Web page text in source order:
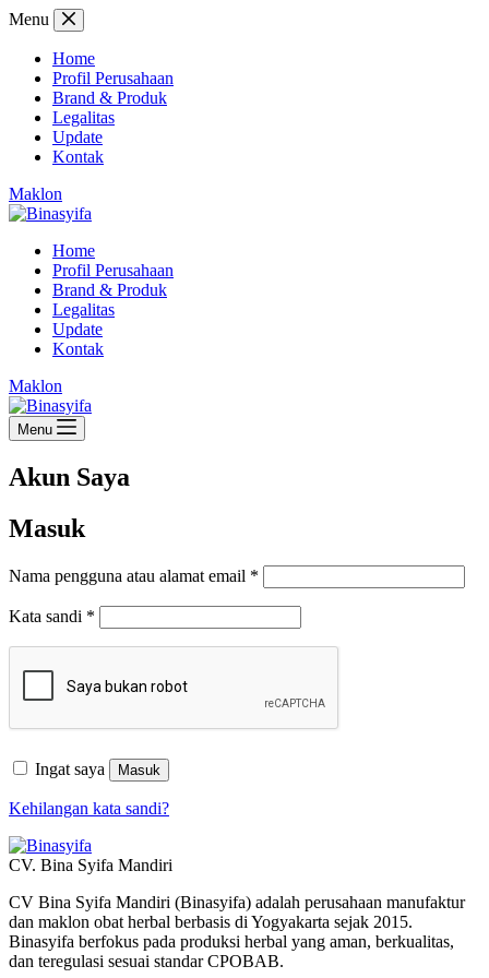
Skip
content
Menu
Home
Profil Perusahaan
Brand & Produk
Legalitas
Update
Kontak
Maklon
Home
Profil Perusahaan
Brand & Produk
Legalitas
Update
Kontak
Maklon
Menu
Akun Saya
Masuk
Nama pengguna atau alamat email *
Kata sandi *
Ingat saya Masuk
Kehilangan kata sandi?
CV. Bina Syifa Mandiri
CV Bina Syifa Mandiri (Binasyifa) adalah perusahaan manufaktur
dan maklon obat herbal berbasis di Yogyakarta sejak 2015.
Binasyifa berfokus pada produksi herbal yang aman, berkualitas,
dan teregulasi sesuai standar CPOBAB.